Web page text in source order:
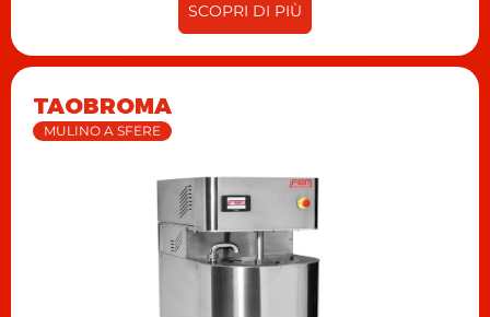
SCOPRI DI PIÙ
TAOBROMA
MULINO A SFERE